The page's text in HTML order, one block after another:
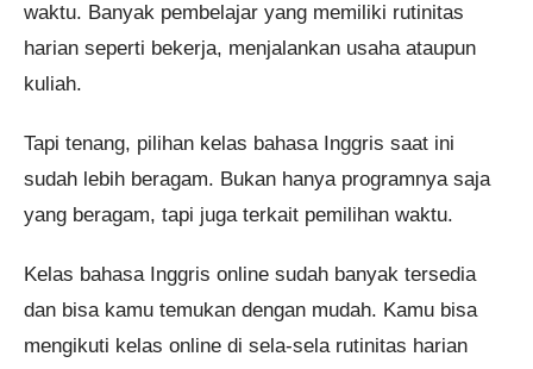
waktu. Banyak pembelajar yang memiliki rutinitas
harian seperti bekerja, menjalankan usaha ataupun
kuliah.
Tapi tenang, pilihan kelas bahasa Inggris saat ini
sudah lebih beragam. Bukan hanya programnya saja
yang beragam, tapi juga terkait pemilihan waktu.
Kelas bahasa Inggris online sudah banyak tersedia
dan bisa kamu temukan dengan mudah. Kamu bisa
mengikuti kelas online di sela-sela rutinitas harian